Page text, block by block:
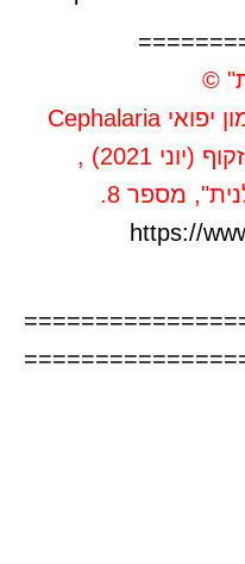
©
: אלוני ע 2021 שלמון יפואי Cephalaria
joppensis צמח ח"ש גבוה וזקוף (יוני 2021) ,
מספר 8.
https://